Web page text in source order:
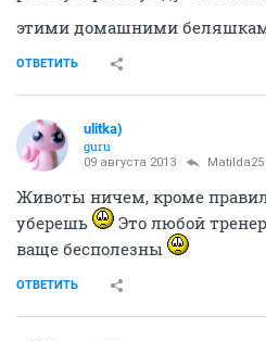
этими домашними
ОТВЕТИТЬ
ulitka)
guru
09 августа 2013 Matilda25
Животы ничем, кроме
уберешь
Это любой
ваще бесполезны
ОТВЕТИТЬ